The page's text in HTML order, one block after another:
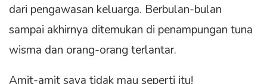
dari pengawasan keluarga. Berbulan-bulan
sampai akhirnya ditemukan di penampungan tuna
wisma dan orang-orang terlantar.
Amit-amit saya tidak mau seperti itu!